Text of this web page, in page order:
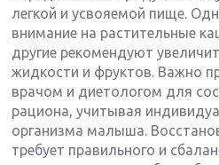
легкой и усвояемой пище.
внимание на растительные
другие рекомендуют
жидкости и фруктов. Важно
врачом и диетологом для
рациона, учитывая
организма малыша.
требует правильного и